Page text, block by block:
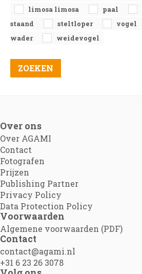
limosa limosa
paal
staand
steltloper vogel
wader
weidevogel
Over ons
Over AGAMI
Contact
Fotografen
Prijzen
Publishing Partner
Privacy Policy
Data Protection Policy
Voorwaarden
Algemene voorwaarden (PDF)
Contact
contact@agami.nl
+31 6 23 26 3078